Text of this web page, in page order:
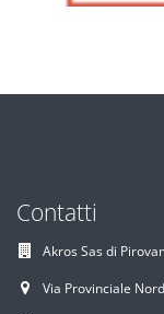
Contatti
Akros Sas di
Via Provinciale